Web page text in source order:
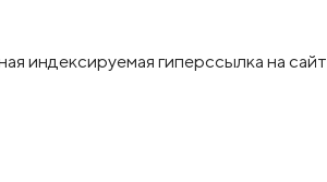
индексируемая гиперссылка на сайт